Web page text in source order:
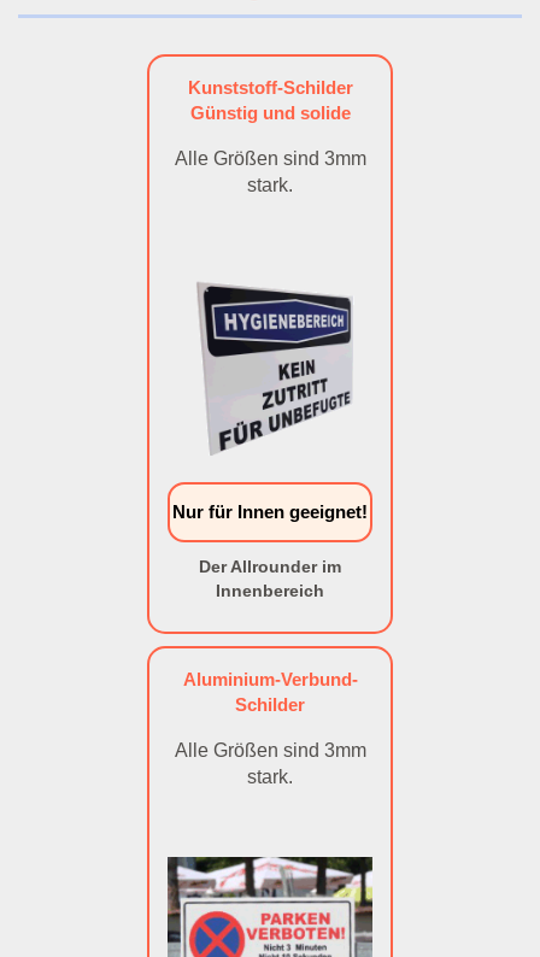
Kunststoff-Schilder
Günstig und solide
Alle Größen sind 3mm
stark.
Nur für Innen geeignet!
Der Allrounder im
Innenbereich
Aluminium-Verbund-
Schilder
Alle Größen sind 3mm
stark.